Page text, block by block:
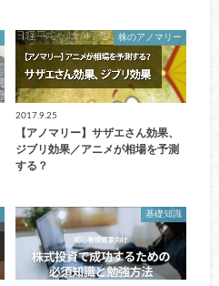
株のアノマリー
2017.9.25
【アノマリー】サザエさん効果、
ジブリ効果／アニメが相場を予測
する？
基礎知識